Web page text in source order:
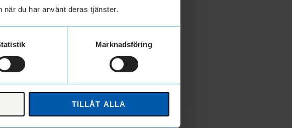
du har använt deras tjänster.
Marknadsföring
TILLÅT ALLA
sig bättre för planerade
till nya lokaler,
Eftersom hela beloppet
passar det för
som behövs.